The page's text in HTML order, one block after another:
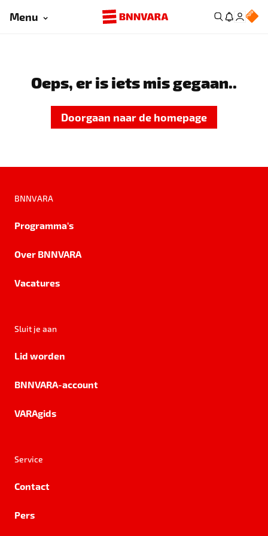
Menu
Oeps, er is iets mis gegaan..
Doorgaan naar de homepage
BNNVARA
Programma's
Over BNNVARA
Vacatures
Sluit je aan
Lid worden
BNNVARA-account
VARAgids
Service
Contact
Pers